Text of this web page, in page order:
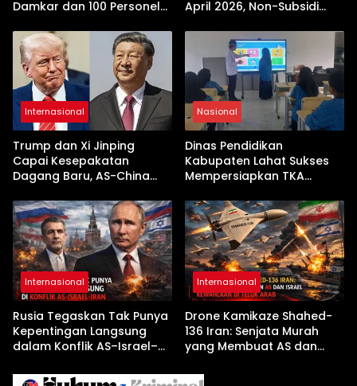
Damkar dan 100 Personel
April 2026, Non-Subsidi
Internasional
Trump dan Xi Jinping
Capai Kesepakatan
Dagang Baru, AS-China
Jelang Kunjungan Beijing
Nasional
Dinas Pendidikan
Kabupaten Lahat Sukses
Mempersiapkan TKA
Pembekalan Latihan Soal
Tanpa Internet
Internasional
Rusia Tegaskan Tak Punya
Kepentingan Langsung
dalam Konflik AS–Israel–
Internasional
Drone Kamikaze Shahed-
136 Iran: Senjata Murah
yang Membuat AS dan
Arab